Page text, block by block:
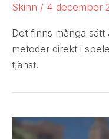
Skinn / 4 december
Det finns många sätt
metoder direkt i
tjänst.